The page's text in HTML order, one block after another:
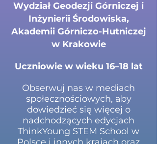
Wydział Geodezji Górniczej i
Inżynierii Środowiska,
Akademii Górniczo-Hutniczej
w Krakowie
Uczniowie w wieku 16–18 lat
Obserwuj nas w mediach
społecznościowych, aby
dowiedzieć się więcej o
nadchodzących edycjach
ThinkYoung STEM School w